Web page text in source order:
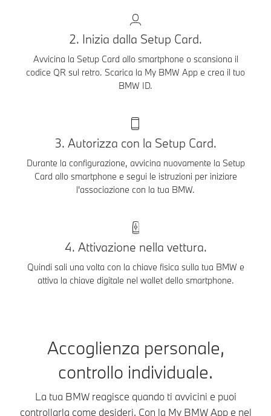
2. Inizia dalla Setup Card.
Avvicina la Setup Card allo smartphone o scansiona il
codice QR sul retro. Scarica la My BMW App e crea il tuo
BMW ID.
3. Autorizza con la Setup Card.
Durante la configurazione, avvicina nuovamente la Setup
Card allo smartphone e segui le istruzioni per iniziare
l'associazione con la tua BMW.
4. Attivazione nella vettura.
Quindi sali una volta con la chiave fisica sulla tua BMW e
attiva la chiave digitale nel wallet dello smartphone.
Accoglienza personale,
controllo individuale.
La tua BMW reagisce quando ti avvicini e puoi
controllarla come desideri. Con la My BMW App e nel